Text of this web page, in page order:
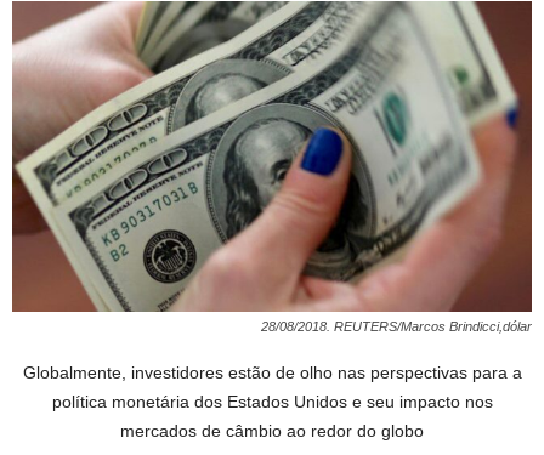
28/08/2018. REUTERS/Marcos Brindicci,dólar
Globalmente, investidores estão de olho nas perspectivas para a
política monetária dos Estados Unidos e seu impacto nos
mercados de câmbio ao redor do globo